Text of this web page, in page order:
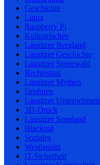
Geschichte
Linux
Raspberry Pi
Kulinarisches
Lausitzer Bergland
Lausitzer Geschichte
Lausitzer Spreewald
Rechtsstaat
Lausitzer Mythen
Drohnen
Lausitzer Unternehmen
3D-Druck
Lausitzer Seenland
Blackout
Soziales
Westlausitz
IT-Sicherheit